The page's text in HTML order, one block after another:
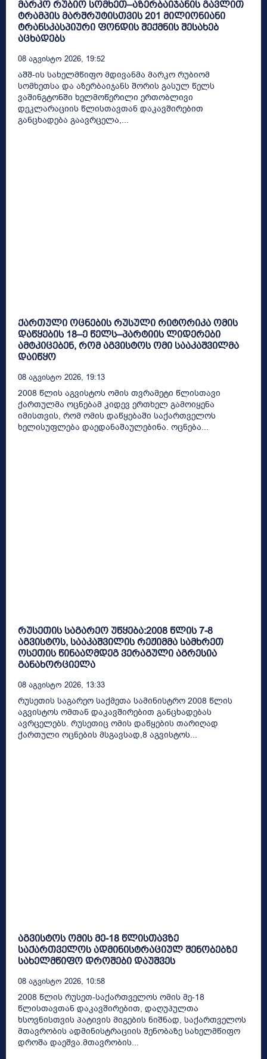
მარკო რუბიო სომხეთ–აზერბაიჯანის გავლით
ტრამპის მარშრუტისთვის 201 მილიონიანი
ტრანსკასპიური ფონდის შექმნის შესახებ
აცხადებს
08 Აგვისტო 2026, 19:52
აშშ-ის სახელმწიფო მდივანმა მარკო რუბიომ
სომხეთსა და აზერბაიჯანს შორის გასულ წელს
ვაშინგტონში ხელმოწერილი ერთობლივი
დეკლარაციის წლისთავთან დაკავშირებით
განცხადება გაავრცელა,...
ქართული ოცნების რუსული რიტორიკა ომის
დაწყების 18–ე წელს–პარტიის ლიდერები
ამტკიცებენ, რომ აგვისტოს ომი სააკაშვილმა
დაიწყო
08 Აგვისტო 2026, 19:13
2008 წლის აგვისტოს ომის თვრამეტი წლისთავი
ქართულმა ოცნებამ კიდევ ერთხელ გამოიყენა
იმისთვის, რომ ომის დაწყებაში საქართველოს
ხელისუფლება დაედანაშაულებინა. ოცნება...
რუსეთის საგარეო უწყება:2008 წლის 7-8
აგვისტოს, სააკაშვილის რეჟიმმა სამხრეთ
ოსეთის წინააღმდეგ ვერაგული აგრესია
განახორციელა
08 Აგვისტო 2026, 13:33
რუსეთის საგარეო საქმეთა სამინისტრო 2008 წლის
აგვისტოს ომთან დაკავშირებით განცხადებას
ავრცელებს. რუსეთიც ომის დაწყების თარიღად
ქართული ოცნების მსგავსად,8 აგვისტოს...
აგვისტოს ომის მე-18 წლისთავზე
საქართველოს ადმინისტრაციულ შენობებზე
სახელმწიფო დროშები დაუშვეს
08 Აგვისტო 2026, 10:58
2008 წლის რუსეთ-საქართველოს ომის მე-18
წლისთავთან დაკავშირებით, დაღუპულთა
ხსოვნისთვის პატივის მიგების ნიშნად, საქართველოს
მთავრობის ადმინისტრაციის შენობაზე სახელმწიფო
დროშა დაეშვა.მთავრობის...